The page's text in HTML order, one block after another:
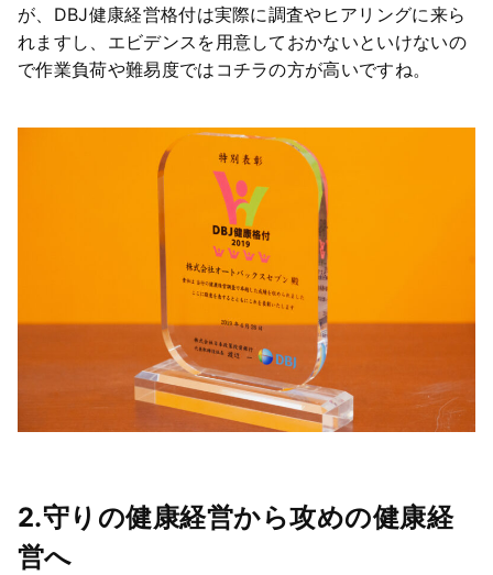
が、DBJ健康経営格付は実際に調査やヒアリングに来ら
れますし、エビデンスを用意しておかないといけないの
で作業負荷や難易度ではコチラの方が高いですね。
2.守りの健康経営から攻めの健康経
営へ